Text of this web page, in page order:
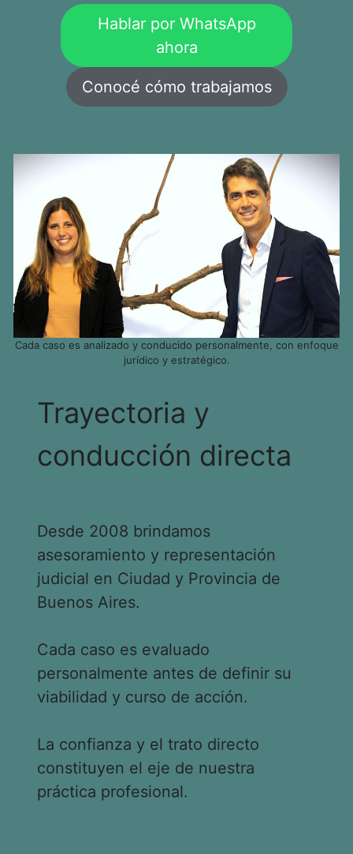
Hablar por WhatsApp
ahora
Conocé cómo trabajamos
Cada caso es analizado y conducido personalmente, con enfoque
jurídico y estratégico.
Trayectoria y
conducción directa
Desde 2008 brindamos
asesoramiento y representación
judicial en Ciudad y Provincia de
Buenos Aires.
Cada caso es evaluado
personalmente antes de definir su
viabilidad y curso de acción.
La confianza y el trato directo
constituyen el eje de nuestra
práctica profesional.